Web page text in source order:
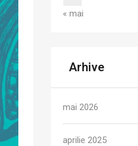
« mai
Arhive
mai 2026
aprilie 2025